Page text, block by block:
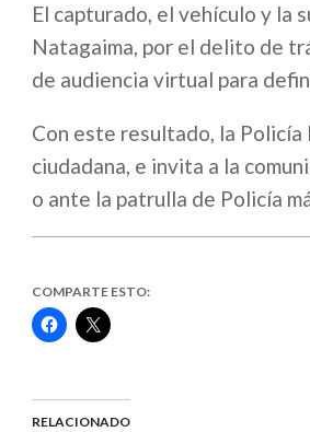
El capturado, el vehículo y la
Natagaima, por el delito de
de audiencia virtual para
Con este resultado, la Policía
ciudadana, e invita a la
o ante la patrulla de Policía
COMPARTE ESTO:
Haz
clic
(Se
abre
Haz
clic
(Se
abre
RELACIONADO